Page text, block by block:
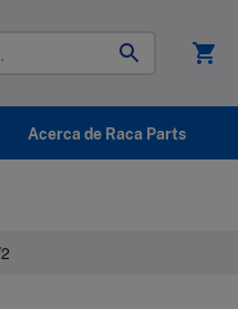
shopping_cart
Acerca de Raca Parts